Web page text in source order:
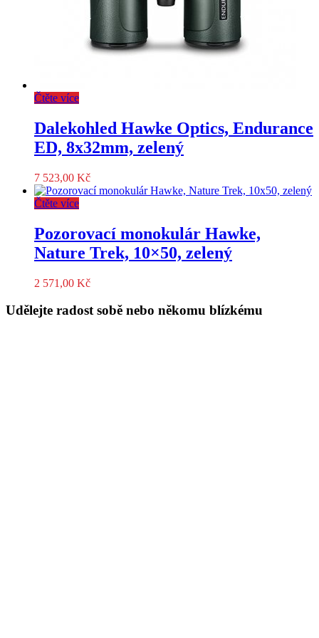
Čtěte více
Dalekohled Hawke Optics, Endurance
ED, 8x32mm, zelený
7 523,00 Kč
Čtěte více
Pozorovací monokulár Hawke,
Nature Trek, 10×50, zelený
2 571,00 Kč
Udělejte radost sobě nebo někomu blízkému